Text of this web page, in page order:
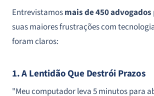
Entrevistamosmais de 450 advogados
suas maiores frustrações com
foram claros:
1. A Lentidão Que Destrói Prazos
"Meu computador leva 5 minutos para